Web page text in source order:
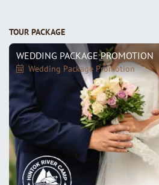
TOUR PACKAGE
WEDDING PACKAGE PROMOTION
Wedding Package Promotion